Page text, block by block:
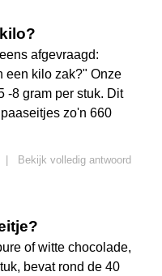
afgevraagd:
een kilo zak?" Onze
-8 gram per stuk. Dit
zo'n 660
Bekijk volledig antwoord
of witte chocolade,
bevat rond de 40